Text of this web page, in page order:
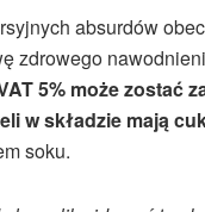
absurdów
zdrowego
5% może zostać
w składzie mają
soku.